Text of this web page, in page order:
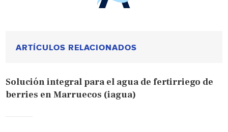
ARTÍCULOS RELACIONADOS
Solución integral para el agua de fertirriego de
berries en Marruecos (iagua)